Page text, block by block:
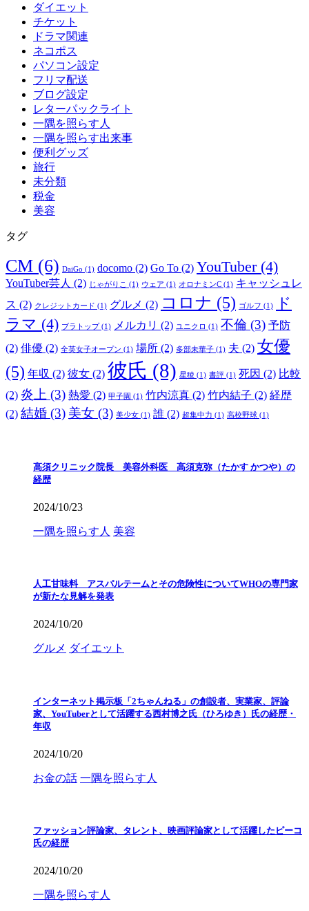
ダイエット
チケット
ドラマ関連
ネコポス
パソコン設定
フリマ配送
ブログ設定
レターパックライト
一隅を照らす人
一隅を照らす出来事
便利グッズ
旅行
未分類
税金
美容
タグ
CM (6) DaiGo (1) docomo (2) Go To (2) YouTuber(4)
YouTuber芸人 (2) じゃがりこ (1) ウェア (1) オロナミンC (1) キャッシュレ
ス (2) クレジットカード (1) グルメ (2) コロナ (5) ゴルフ (1)
ド
ラマ (4) ブラトップ(1) メルカリ (2) ユニクロ (1) 不倫 (3) 予防
(2) 俳優 (2) 全英女子オープン (1) 場所 (2) 多部未華子 (1) 夫 (2) 女優
(5) 年収 (2) 彼女 (2) 彼氏 (8) 星稜 (1) 書評 (1) 死因 (2) 比較
(2) 炎上 (3) 熱愛 (2) 甲子園 (1) 竹内涼真 (2) 竹内結子 (2) 経歴
(2) 結婚 (3) 美女 (3) 美少女 (1) 誰 (2) 超集中力 (1) 高校野球 (1)
高須クリニック院長 美容外科医 高須克弥（たかす かつや）の
経歴
2024/10/23
一隅を照らす人 美容
人工甘味料 アスパルテームとその危険性についてWHOの専門家
が新たな見解を発表
2024/10/20
グルメ ダイエット
インターネット掲示板「2ちゃんねる」の創設者、実業家、評論
家、YouTuberとして活躍する西村博之氏（ひろゆき）氏の経歴・
年収
2024/10/20
お金の話 一隅を照らす人
ファッション評論家、タレント、映画評論家として活躍したピーコ
氏の経歴
2024/10/20
一隅を照らす人